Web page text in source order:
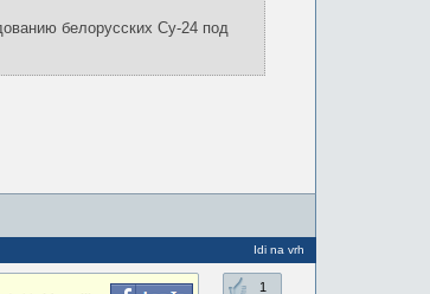
белорусских Су-24 под
Idi na vrh
1